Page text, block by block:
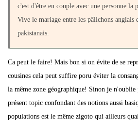
c'est d'être en couple avec une personne la
Vive le mariage entre les pâlichons anglais
pakistanais.
Ca peut le faire! Mais bon si on évite de se
cousines cela peut suffire poru éviter la
la même zone géographique! Sinon je n'oublie
présent topic confondant des notions aussi
populations est le même zigoto qui ailleurs